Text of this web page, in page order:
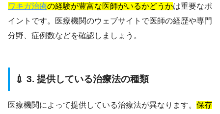
ワキガ治療の経験が豊富な医師がいるかどうかは重要なポ
イントです。医療機関のウェブサイトで医師の経歴や専門
分野、症例数などを確認しましょう。
💉 3. 提供している治療法の種類
医療機関によって提供している治療法が異なります。 保存